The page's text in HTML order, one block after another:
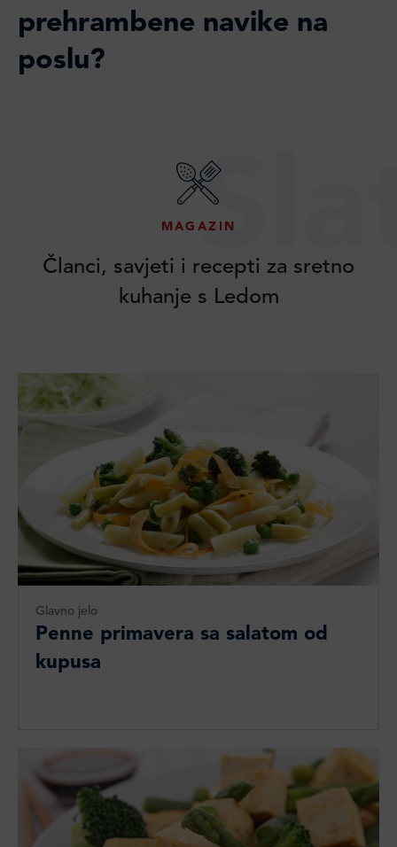
prehrambene navike na
poslu?
MAGAZIN
Članci, savjeti i recepti za sretno
kuhanje s Ledom
Glavno jelo
Penne primavera sa salatom od
kupusa